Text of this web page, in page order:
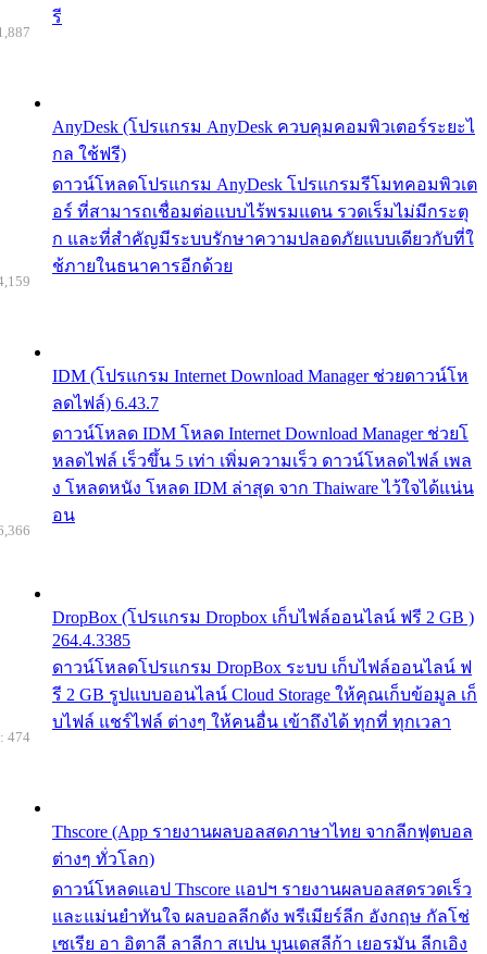
รี
AnyDesk (โปรแกรม AnyDesk ควบคุมคอมพิวเตอร์ระยะไ
กล ใช้ฟรี)
ดาวน์โหลดโปรแกรม AnyDesk โปรแกรมรีโมทคอมพิวเต
อร์ ที่สามารถเชื่อมต่อแบบไร้พรมแดน รวดเร็มไม่มีกระตุ
ก และที่สำคัญมีระบบรักษาความปลอดภัยแบบเดียวกับที่ใ
ช้ภายในธนาคารอีกด้วย
IDM (โปรแกรม Internet Download Manager ช่วยดาวน์โห
ลดไฟล์) 6.43.7
ดาวน์โหลด IDM โหลด Internet Download Manager ช่วยโ
หลดไฟล์ เร็วขึ้น 5 เท่า เพิ่มความเร็ว ดาวน์โหลดไฟล์ เพล
ง โหลดหนัง โหลด IDM ล่าสุด จาก Thaiware ไว้ใจได้แน่น
อน
DropBox (โปรแกรม Dropbox เก็บไฟล์ออนไลน์ ฟรี 2 GB )
264.4.3385
ดาวน์โหลดโปรแกรม DropBox ระบบ เก็บไฟล์ออนไลน์ ฟ
รี 2 GB รูปแบบออนไลน์ Cloud Storage ให้คุณเก็บข้อมูล เก็
บไฟล์ แชร์ไฟล์ ต่างๆ ให้คนอื่น เข้าถึงได้ ทุกที่ ทุกเวลา
Thscore (App รายงานผลบอลสดภาษาไทย จากลีกฟุตบอล
ต่างๆ ทั่วโลก)
ดาวน์โหลดแอป Thscore แอปฯ รายงานผลบอลสดรวดเร็ว
และแม่นยำทันใจ ผลบอลลีกดัง พรีเมียร์ลีก อังกฤษ กัลโช่
เซเรีย อา อิตาลี ลาลีกา สเปน บุนเดสลีก้า เยอรมัน ลีกเอิง
474